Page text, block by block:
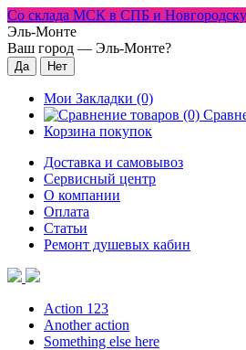
Со склада МСК в СПБ и
Эль-Монте
Ваш город — Эль-Монте?
Мои Закладки (0)
Корзина покупок
Доставка и самовывоз
Сервисный центр
О компании
Оплата
Статьи
Ремонт душевых кабин
Action 123
Another action
Something else here